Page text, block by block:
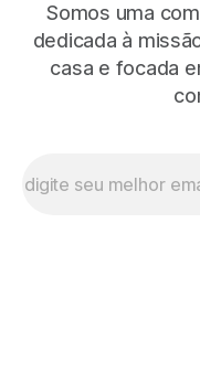
Somos uma
dedicada à
casa e focada